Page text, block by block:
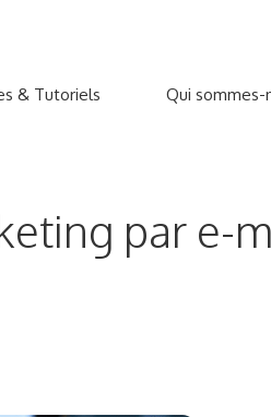
& Tutoriels Qui sommes-
par e-